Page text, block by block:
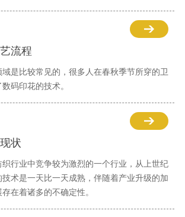
流程
是比较常见的，很多人在春秋季节所穿的卫
码印花的技术。
状
行业中竞争较为激烈的一个行业，从上世纪
技术是一天比一天成熟，伴随着产业升级的加
在着诸多的不确定性。